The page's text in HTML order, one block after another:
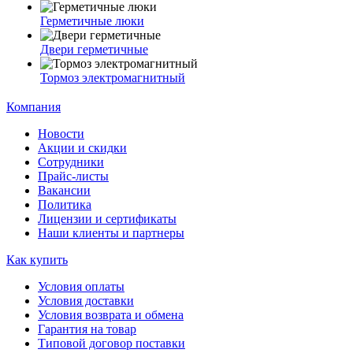
Герметичные люки
Двери герметичные
Тормоз электромагнитный
Компания
Новости
Акции и скидки
Сотрудники
Прайс-листы
Вакансии
Политика
Лицензии и сертификаты
Наши клиенты и партнеры
Как купить
Условия оплаты
Условия доставки
Условия возврата и обмена
Гарантия на товар
Типовой договор поставки